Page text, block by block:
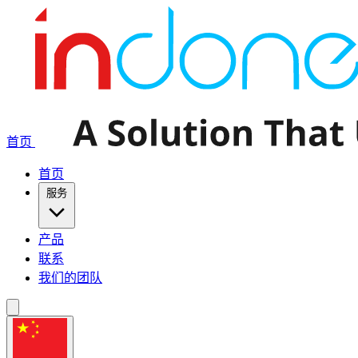
首页
首页
产品
联系
我们的团队